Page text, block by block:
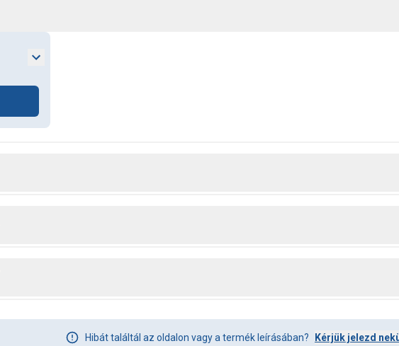
Hibát találtál az oldalon vagy a termék leírásában? Kérjük jelezd